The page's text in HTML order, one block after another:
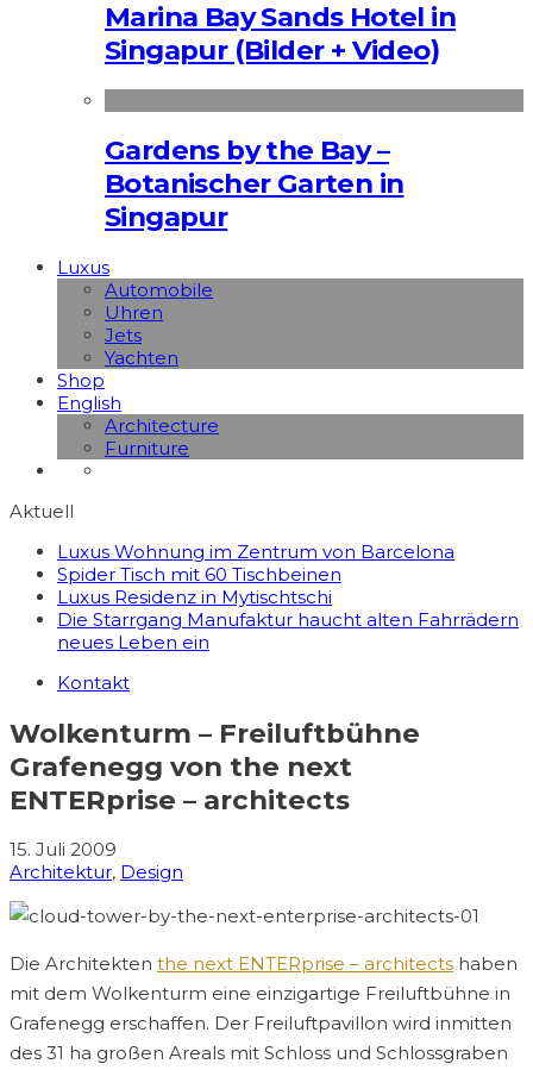
Marina Bay Sands Hotel in
Singapur (Bilder + Video)
Gardens by the Bay –
Botanischer Garten in
Singapur
Luxus
Automobile
Uhren
Jets
Yachten
Shop
English
Architecture
Furniture
Aktuell
Luxus Wohnung im Zentrum von Barcelona
Spider Tisch mit 60 Tischbeinen
Luxus Residenz in Mytischtschi
Die Starrgang Manufaktur haucht alten Fahrrädern
neues Leben ein
Kontakt
Wolkenturm – Freiluftbühne
Grafenegg von the next
ENTERprise – architects
15. Juli 2009
Architektur, Design
Die Architekten the next ENTERprise – architects haben
mit dem Wolkenturm eine einzigartige Freiluftbühne in
Grafenegg erschaffen. Der Freiluftpavillon wird inmitten
des 31 ha großen Areals mit Schloss und Schlossgraben